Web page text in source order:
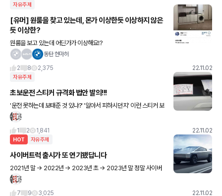
자유주제
[유머] 원룸을 찾고 있는데, 몬가 이상한듯 이상하지 않은
듯 이상한?
원룸을 보고 있는데 어딘가가 이상해요!?
동탄 현마허
2
8 2,375 22.11.02
자유주제
초보운전 스티커 규격화 법안 발의!!!
'운전 못하는데 보태준 것 있냐?' '알아서 피하시던지' 이런 스티커 보
면 양보해줄 마음이 싹 사라지죠...
1 2 1,841 22.11.02
HOT 자유주제
사이버트럭 출시가 또 연기됐답니다
2021년 말 → 2022년 → 2023년 초 → 2023년 말 정말 사이버
7 9 3,025 22.11.02